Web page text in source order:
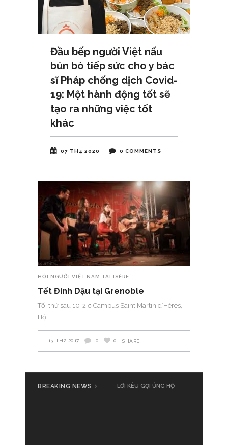
Đầu bếp người Việt nấu
bún bò tiếp sức cho y bác
sĩ Pháp chống dịch Covid-
19: Một hành động tốt sẽ
tạo ra những việc tốt
khác
07 TH4 2020 0 COMMENTS
HỘI NGƯỜI VIỆT NAM TẠI ISÈRE
Tết Đinh Dậu tại Grenoble
Tối thứ sáu 10-2 ở Campus Saint Martin d’Hères,
Hội
13 TH2 2017 0 0 SHARE
BREAKING NEWS LỜI KÊU GỌI ỦNG HỘ